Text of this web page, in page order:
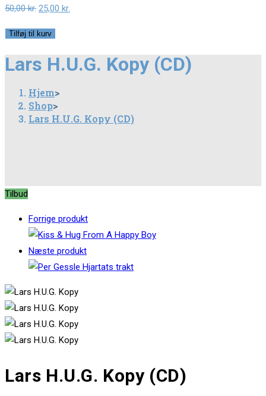
50,00kr. Original
was:
50,00 kr..
25,00 kr.
25,00 kr..
Lars
Kopy
antal
Tilføj til kurv
Lars H.U.G. Kopy (CD)
Hjem>
Shop>
Lars H.U.G. Kopy (CD)
Tilbud
Forrige produkt
Næste produkt
Lars H.U.G. Kopy (CD)